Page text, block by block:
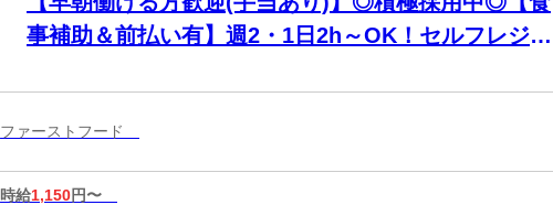
事補助＆前払い有】週2・1日2h～OK！セルフレジで
ファーストフード
時給1,150円〜